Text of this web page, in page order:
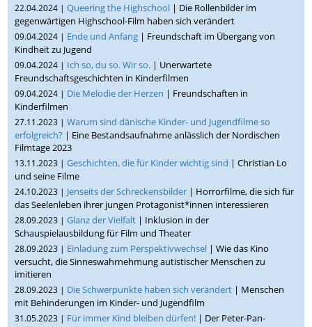
22.04.2024 |Queering the Highschool | Die Rollenbilder im
gegenwärtigen Highschool-Film haben sich verändert
09.04.2024 | Ende und Anfang | Freundschaft im Übergang von
Kindheit zu Jugend
09.04.2024 | Ich so, du so. Wir so. | Unerwartete
Freundschaftsgeschichten in Kinderfilmen
09.04.2024 | Die Melodie der Herzen | Freundschaften in
Kinderfilmen
27.11.2023 |Warum sind dänische Kinder- und Jugendfilme so
erfolgreich? | Eine Bestandsaufnahme anlässlich der Nordischen
Filmtage 2023
13.11.2023 |Geschichten, die für Kinder wichtig sind | Christian Lo
und seine Filme
24.10.2023 | Jenseits der Schreckensbilder | Horrorfilme, die sich für
das Seelenleben ihrer jungen Protagonist*innen interessieren
28.09.2023 |Glanz der Vielfalt | Inklusion in der
Schauspielausbildung für Film und Theater
28.09.2023 | Einladung zum Perspektivwechsel | Wie das Kino
versucht, die Sinneswahrnehmung autistischer Menschen zu
imitieren
28.09.2023 | Die Schwerpunkte haben sich verändert | Menschen
mit Behinderungen im Kinder- und Jugendfilm
31.05.2023 | Für immer Kind bleiben dürfen! | Der Peter-Pan-